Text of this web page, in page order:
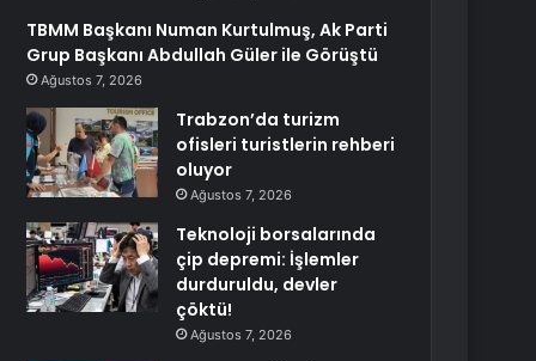
TBMM Başkanı Numan Kurtulmuş, Ak Parti
Grup Başkanı Abdullah Güler ile Görüştü
Ağustos 7, 2026
Trabzon’da turizm
ofisleri turistlerin rehberi
oluyor
Ağustos 7, 2026
Teknoloji borsalarında
çip depremi: İşlemler
durduruldu, devler
çöktü!
Ağustos 7, 2026